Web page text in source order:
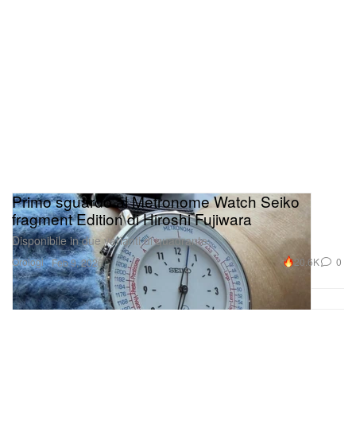
Orologi
Primo sguardo al Metronome Watch Seiko
fragment Edition di Hiroshi Fujiwara
Disponibile in due varianti di quadrante.
Feb 9, 2026 20.6K 0